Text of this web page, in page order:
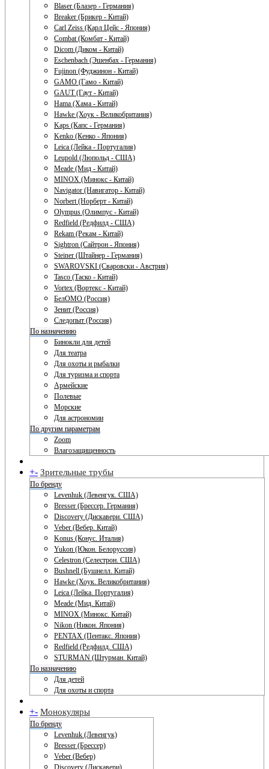
Blaser (Блазер - Германия)
Breaker (Брикер - Китай)
Carl Zeiss (Карл Цейс - Япония)
Combat (Комбат - Китай)
Dicom (Диком - Китай)
Eschenbach (Эшенбах - Германия)
Fujinon (Фуджинон - Китай)
GAMO (Гамо - Китай)
GAUT (Гаут - Китай)
Hama (Хама - Китай)
Hawke (Хоук - Великобритания)
Kaps (Капс - Германия)
Kenko (Кенко - Япония)
Leica (Лейка - Португалия)
Leupold (Люпольд - США)
Meade (Мид - Китай)
MINOX (Минокс - Китай)
Navigator (Навигатор - Китай)
Norbert (Норберт - Китай)
Olympus (Олимпус - Китай)
Redfield (Редфилд - США)
Rekam (Рекам - Китай)
Sightron (Сайтрон - Япония)
Steiner (Штайнер - Германия)
SWAROVSKI (Сваровски - Австрия)
Tasco (Таско - Китай)
Vortex (Вортекс - Китай)
БелОМО (Россия)
Зенит (Россия)
Следопыт (Россия)
По назначению
Бинокли для детей
Для театра
Для охоты и рыбалки
Для туризма и спорта
Армейские
Полевые
Морские
Для астрономии
По другим параметрам
Zoom
Влагозащищенность
+- Зрительные трубы
По бренду
Levenhuk (Левенгук. США)
Bresser (Брессер. Германия)
Discovery (Дискавери. США)
Veber (Вебер. Китай)
Konus (Конус. Италия)
Yukon (Юкон. Белоруссия)
Celestron (Селестрон. США)
Bushnell (Бушнелл. Китай)
Hawke (Хоук. Великобритания)
Leica (Лейка. Португалия)
Meade (Мид. Китай)
MINOX (Минокс. Китай)
Nikon (Никон. Япония)
PENTAX (Пентакс. Япония)
Redfield (Редфилд. США)
STURMAN (Штурман. Китай)
По назначению
Для детей
Для охоты и спорта
+- Монокуляры
По бренду
Levenhuk (Левенгук)
Bresser (Брессер)
Veber (Вебер)
Discovery (Дискавери)